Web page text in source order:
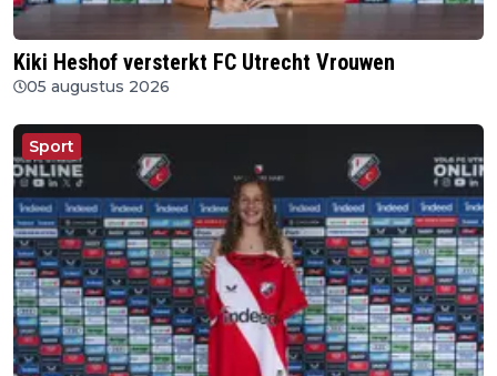
Kiki Heshof versterkt FC Utrecht Vrouwen
05 augustus 2026
Sport